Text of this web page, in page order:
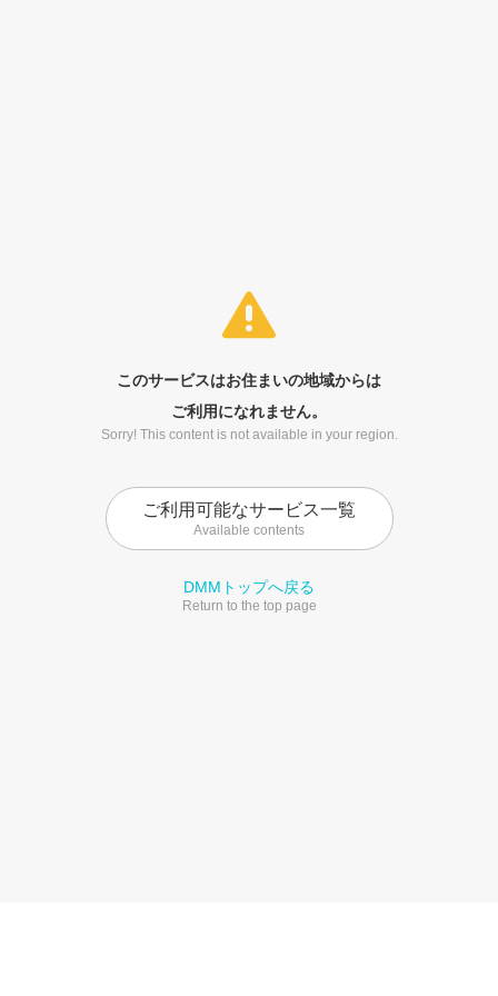
このサービスはお住まいの地域からは
ご利用になれません。
Sorry! This content is not available in your region.
ご利用可能なサービス一覧
Available contents
DMMトップへ戻る
Return to the top page